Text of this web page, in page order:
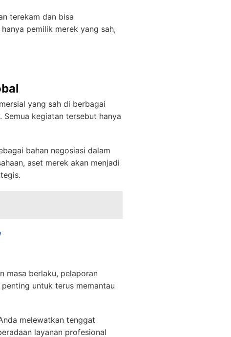
terekam dan bisa
pemilik merek yang sah,
yang sah di berbagai
Semua kegiatan tersebut hanya
bahan negosiasi dalam
aset merek akan menjadi
masa berlaku, pelaporan
untuk terus memantau
melewatkan tenggat
layanan profesional